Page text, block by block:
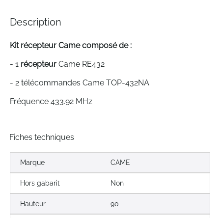
images
Description
Kit récepteur Came composé de :
- 1 récepteur Came RE432
- 2 télécommandes Came TOP-432NA
Fréquence 433.92 MHz
Fiches techniques
Marque CAME
Hors gabarit Non
Hauteur 90